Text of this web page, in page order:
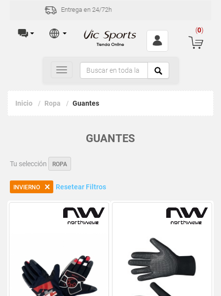
Incidencias y devoluciones en 30 días
(0)
Toggle
navigation
Inicio Ropa Guantes
GUANTES
Tu selección ROPA
INVIERNO Resetear Filtros